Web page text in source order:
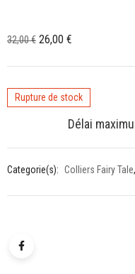
32,00€ Le
était :
32,00 €.
26,00 €
est :
26,00 €.
Rupture de stock
Délai
Categorie(s): Colliers Fairy Tale,